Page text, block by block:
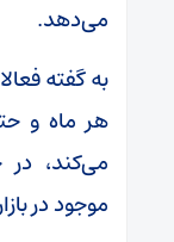
می‌دهد.
به گفته
هر ماه و
می‌کند،
موجود در